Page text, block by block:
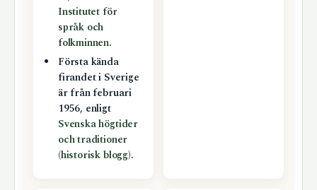
Institutet för
språk och
folkminnen.
Första kända
firandet i Sverige
är från februari
1956, enligt
Svenska högtider
och traditioner
(historisk blogg).